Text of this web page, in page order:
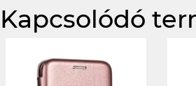
Kapcsolódó